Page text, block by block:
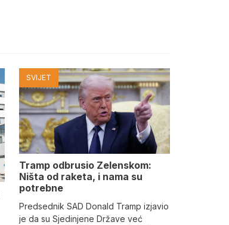
SVIJET
Tramp odbrusio Zelenskom:
Ništa od raketa, i nama su
potrebne
Predsednik SAD Donald Tramp izjavio
je da su Sjedinjene Države već